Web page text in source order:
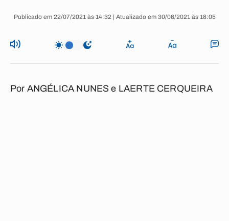
Publicado em 22/07/2021 às 14:32 | Atualizado em 30/08/2021 às 18:05
Por ANGÉLICA NUNES e LAERTE CERQUEIRA